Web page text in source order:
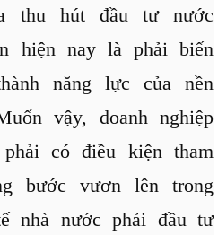
thu hút đầu tư nước
hiện nay là phải biến
năng lực của nền
vậy, doanh nghiệp
có điều kiện tham
bước vươn lên trong
nhà nước phải đầu tư